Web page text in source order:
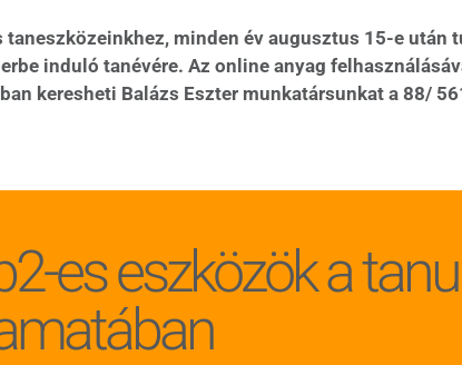
minden év augusztus 15-e után
induló tanévére. Az online anyag
keresheti Balázs Eszter munkatársunkat a 88/
es eszközök a